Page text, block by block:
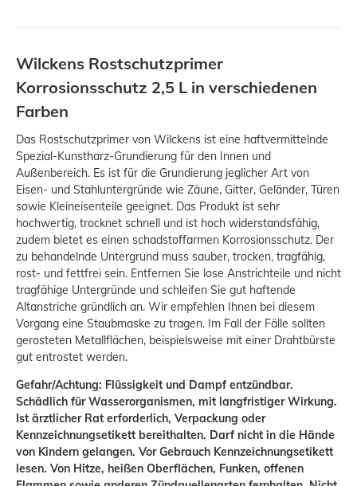
Wilckens Rostschutzprimer
Korrosionsschutz 2,5 L in verschiedenen
Farben
Das Rostschutzprimer von Wilckens ist eine haftvermittelnde
Spezial-Kunstharz-Grundierung für den Innen und
Außenbereich. Es ist für die Grundierung jeglicher Art von
Eisen- und Stahluntergründe wie Zäune, Gitter, Geländer, Türen
sowie Kleineisenteile geeignet. Das Produkt ist sehr
hochwertig, trocknet schnell und ist hoch widerstandsfähig,
zudem bietet es einen schadstoffarmen Korrosionsschutz. Der
zu behandelnde Untergrund muss sauber, trocken, tragfähig,
rost- und fettfrei sein. Entfernen Sie lose Anstrichteile und nicht
tragfähige Untergründe und schleifen Sie gut haftende
Altanstriche gründlich an. Wir empfehlen Ihnen bei diesem
Vorgang eine Staubmaske zu tragen. Im Fall der Fälle sollten
gerosteten Metallflächen, beispielsweise mit einer Drahtbürste
gut entrostet werden.
Gefahr/Achtung: Flüssigkeit und Dampf entzündbar.
Schädlich für Wasserorganismen, mit langfristiger Wirkung.
Ist ärztlicher Rat erforderlich, Verpackung oder
Kennzeichnungsetikett bereithalten. Darf nicht in die Hände
von Kindern gelangen. Vor Gebrauch Kennzeichnungsetikett
lesen. Von Hitze, heißen Oberflächen, Funken, offenen